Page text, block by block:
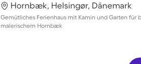
Hornbæk, Helsingør, Dänemark
Gemütliches Ferienhaus mit Kamin und Garten für
malerischem Hornbæk